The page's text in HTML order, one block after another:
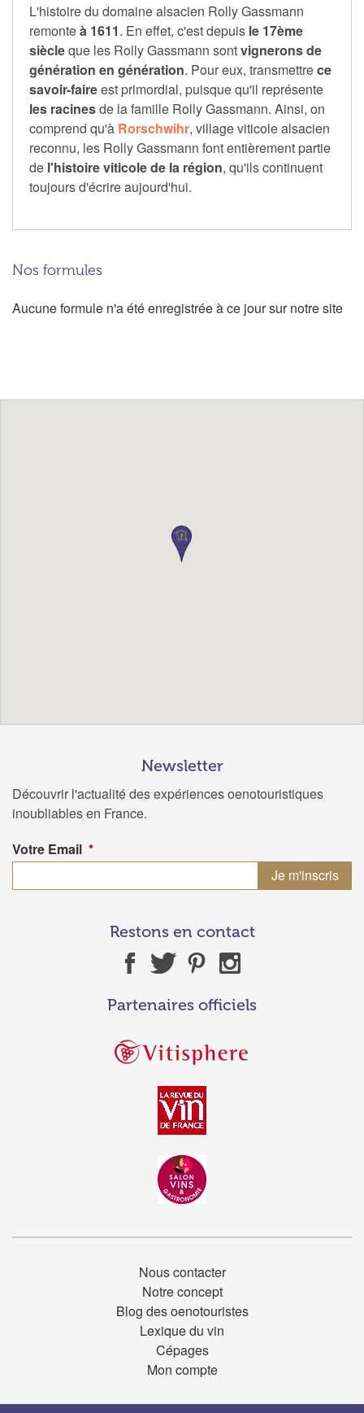
L'histoire du domaine alsacien Rolly Gassmann
remonteà 1611. En effet, c'est depuis le 17ème
siècleque les Rolly Gassmann sontvignerons de
génération en génération. Pour eux, transmettrece
savoir-faireest primordial, puisque qu'il représente
les racinesde la famille Rolly Gassmann. Ainsi, on
comprend qu'à Rorschwihr, village viticole alsacien
reconnu, les Rolly Gassmann font entièrement partie
de l'histoire viticole de la région, qu'ils continuent
toujours d'écrire aujourd'hui.
Nos formules
Aucune formule n'a été enregistrée à ce jour sur notre site
Newsletter
Découvrir l'actualité des expériences oenotouristiques
inoubliables en France.
Votre Email *
Restons en contact
Partenaires officiels
Nous contacter
Notre concept
Blog des oenotouristes
Lexique du vin
Cépages
Mon compte